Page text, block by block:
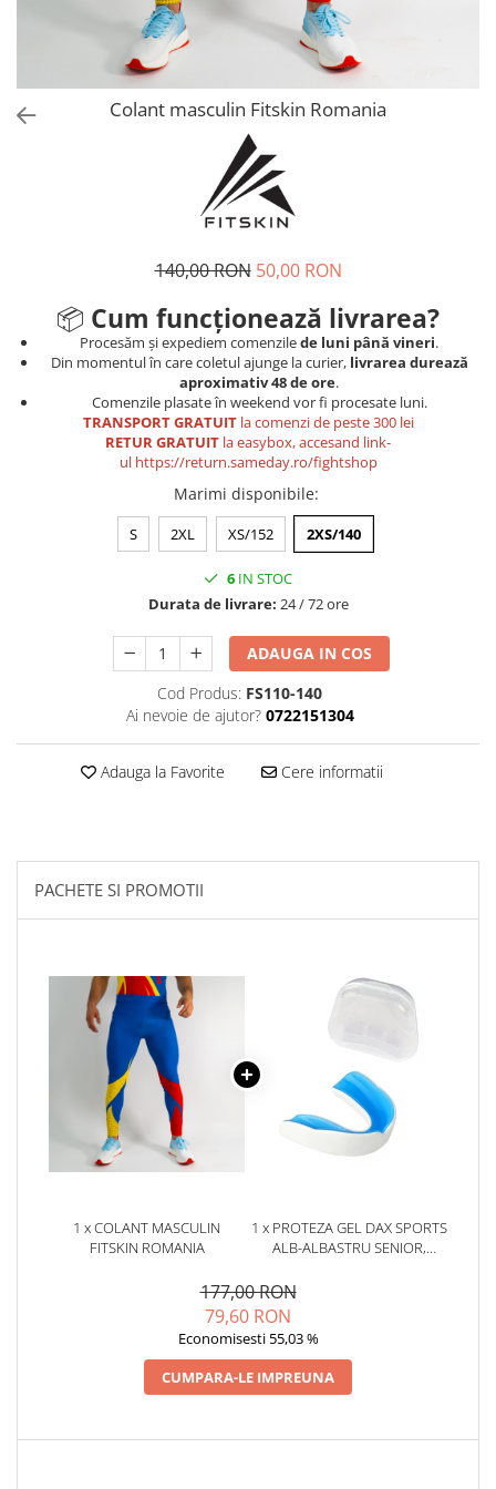
Placi de spargere
Recuperare si incalzire
Accesorii Antrenor
Greutati Fitness
Jachete
Rucsacuri si genti
Sepci si caciuli
Tape
Colant masculin Fitskin Romania
140,00 RON 50,00 RON
📦 Cum funcționează livrarea?
Procesăm și expediem comenzilede luni până vineri.
Din momentul în care coletul ajunge la curier, livrarea durează
aproximativ 48 de ore.
Comenzile plasate în weekend vor fi procesate luni.
TRANSPORT GRATUITla comenzi de peste 300 lei
RETUR GRATUIT la easybox, accesand link-
ul https://return.sameday.ro/fightshop
Marimi disponibile:
S 2XL XS/152 2XS/140
6 IN STOC
Durata de livrare: 24 / 72 ore
ADAUGA IN COS
Cod Produs: FS110-140
Ai nevoie de ajutor? 0722151304
Adauga la Favorite Cere informatii
PACHETE SI PROMOTII
1 x COLANT MASCULIN
FITSKIN ROMANIA
1 x PROTEZA GEL DAX SPORTS
ALB-ALBASTRU SENIOR,
177,00 RON
79,60 RON
Economisesti 55,03 %
CUMPARA-LE IMPREUNA